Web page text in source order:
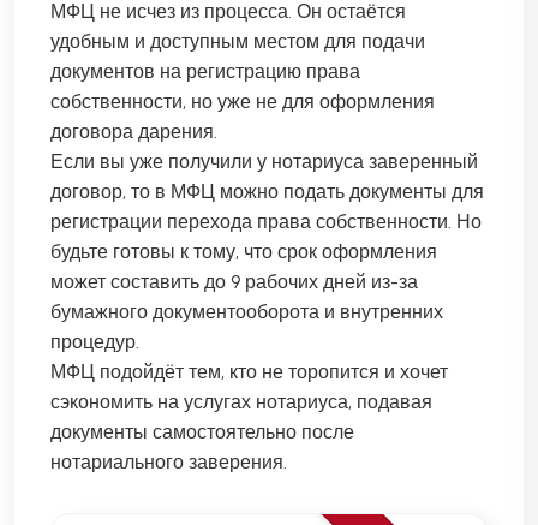
МФЦ не исчез из процесса. Он остаётся
удобным и доступным местом для подачи
документов на регистрацию права
собственности, но уже не для оформления
договора дарения.
Если вы уже получили у нотариуса заверенный
договор, то в МФЦ можно подать документы для
регистрации перехода права собственности. Но
будьте готовы к тому, что срок оформления
может составить до 9 рабочих дней из-за
бумажного документооборота и внутренних
процедур.
МФЦ подойдёт тем, кто не торопится и хочет
сэкономить на услугах нотариуса, подавая
документы самостоятельно после
нотариального заверения.